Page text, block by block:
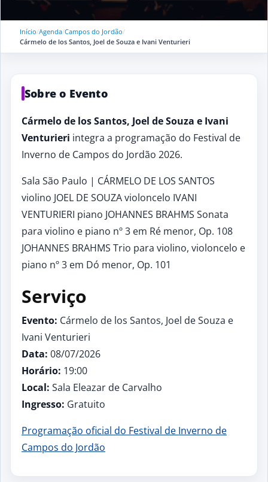
Início/Agenda/Campos do Jordão/
Cármelo de los Santos, Joel de Souza e Ivani Venturieri
Sobre o Evento
Cármelo de los Santos, Joel de Souza e Ivani
Venturieri integra a programação do Festival de
Inverno de Campos do Jordão 2026.
Sala São Paulo | CÁRMELO DE LOS SANTOS
violino JOEL DE SOUZA violoncelo IVANI
VENTURIERI piano JOHANNES BRAHMS Sonata
para violino e piano nº 3 em Ré menor, Op. 108
JOHANNES BRAHMS Trio para violino, violoncelo e
piano nº 3 em Dó menor, Op. 101
Serviço
Evento: Cármelo de los Santos, Joel de Souza e
Ivani Venturieri
Data: 08/07/2026
Horário: 19:00
Local: Sala Eleazar de Carvalho
Ingresso: Gratuito
Programação oficial do Festival de Inverno de
Campos do Jordão